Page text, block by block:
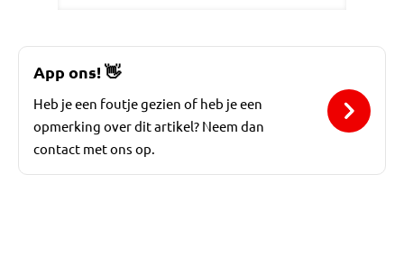
App ons!👋
Heb je een foutje gezien of heb je een
opmerking over dit artikel? Neem dan
contact met ons op.